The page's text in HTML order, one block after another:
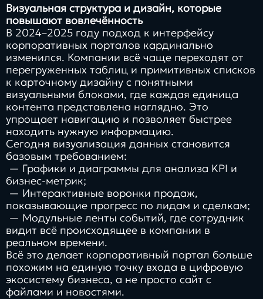
Визуальная структура и дизайн, которые
повышают вовлечённость
В 2024–2025 году подход к интерфейсу
корпоративных порталов кардинально
изменился. Компании всё чаще переходят от
перегруженных таблиц и примитивных списков
к карточному дизайну с понятными
визуальными блоками, где каждая единица
контента представлена наглядно. Это
упрощает навигацию и позволяет быстрее
находить нужную информацию.
Сегодня визуализация данных становится
базовым требованием:
— Графики и диаграммы для анализа KPI и
бизнес-метрик;
— Интерактивные воронки продаж,
показывающие прогресс по лидам и сделкам;
— Модульные ленты событий, где сотрудник
видит всё происходящее в компании в
реальном времени.
Всё это делает корпоративный портал больше
похожим на единую точку входа в цифровую
экосистему бизнеса, а не просто сайт с
файлами и новостями.